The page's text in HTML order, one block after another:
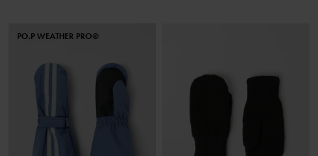
PO.P WEATHER PRO®